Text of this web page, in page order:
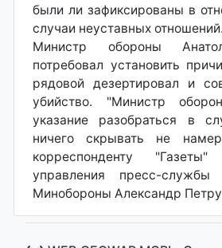
были ли зафиксированы в
случаи неуставных отношений.
Министр обороны
потребовал установить
рядовой дезертировал и
убийство. "Министр
указание разобраться в
ничего скрывать не
корреспонденту "Газеты"
управления пресс-
Минобороны Александр